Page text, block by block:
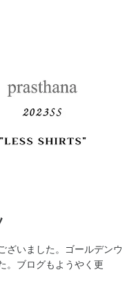
ざいました。ゴールデンウ
。ブログもようやく更